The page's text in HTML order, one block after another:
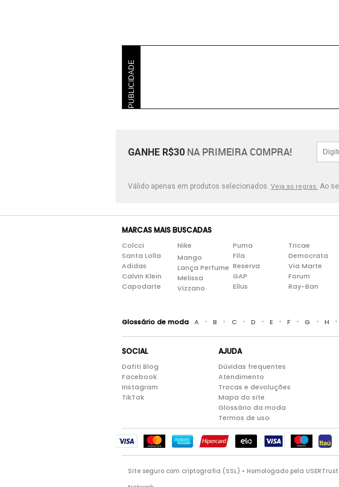
PUBLICIDADE
GANHE R$30 NA PRIMEIRA COMPRA!
Válido apenas em produtos selecionados. Veja as regras. Ao
MARCAS MAIS BUSCADAS
Colcci
Santa Lolla
Adidas
Calvin Klein
Capodarte
Nike
Mango
Lança Perfume
Melissa
Vizzano
Puma
Fila
Reserva
GAP
Ellus
Tricae
Democrata
Via Marte
Forum
Ray-Ban
Glossário de moda A • B • C • D • E • F • G • H •
SOCIAL
Dafiti Blog
Facebook
Instagram
TikTok
AJUDA
Dúvidas frequentes
Atendimento
Trocas e devoluções
Mapa do site
Glossário da moda
Termos de uso
Site seguro com criptografia (SSL) • Homologado pela USERTrust